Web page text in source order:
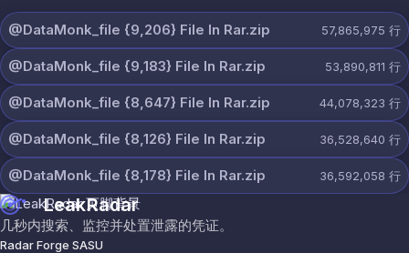
@DataMonk_file {9,206} File In Rar.zip 57,865,975 行
@DataMonk_file {9,183} File In Rar.zip 53,890,811 行
@DataMonk_file {8,647} File In Rar.zip 44,078,323 行
@DataMonk_file {8,126} File In Rar.zip 36,528,640 行
@DataMonk_file {8,178} File In Rar.zip 36,592,058 行
LeakRadar
几秒内搜索、监控并处置泄露的凭证。
Radar Forge SASU